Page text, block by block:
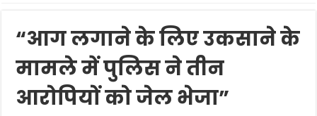
“आग लगाने के लिए उकसाने के
मामले में पुलिस ने तीन
आरोपियों को जेल भेजा”